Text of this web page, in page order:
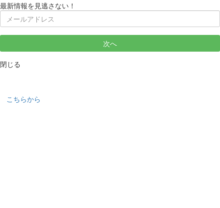
最新情報を見逃さない！
次へ
閉じる
こちらから